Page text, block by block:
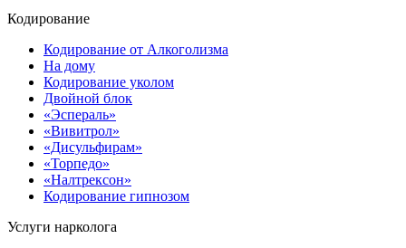
Кодирование
Кодирование от Алкоголизма
На дому
Кодирование уколом
Двойной блок
«Эспераль»
«Вивитрол»
«Дисульфирам»
«Торпедо»
«Налтрексон»
Кодирование гипнозом
Услуги нарколога